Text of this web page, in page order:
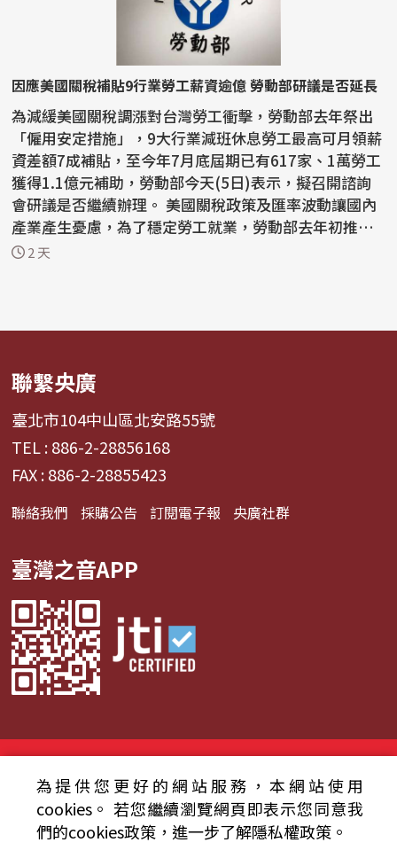
因應美國關稅補貼9行業勞工薪資逾億 勞動部研議是否延長
為減緩美國關稅調漲對台灣勞工衝擊，勞動部去年祭出
「僱用安定措施」，9大行業減班休息勞工最高可月領薪
資差額7成補貼，至今年7月底屆期已有617家、1萬勞工
獲得1.1億元補助，勞動部今天(5日)表示，擬召開諮詢
會研議是否繼續辦理。 美國關稅政策及匯率波動讓國內
產業產生憂慮，為了穩定勞工就業，勞動部去年初推動
僱...2 天
聯繫央廣
臺北市104中山區北安路55號
TEL : 886-2-28856168
FAX : 886-2-28855423
聯絡我們 採購公告 訂閱電子報 央廣社群
臺灣之音APP
資通安全政策聲明
服務條款 隱私權條款
為提供您更好的網站服務，本網站使用
cookies。 若您繼續瀏覽網頁即表示您同意我
們的cookies政策，進一步了解隱私權政策。